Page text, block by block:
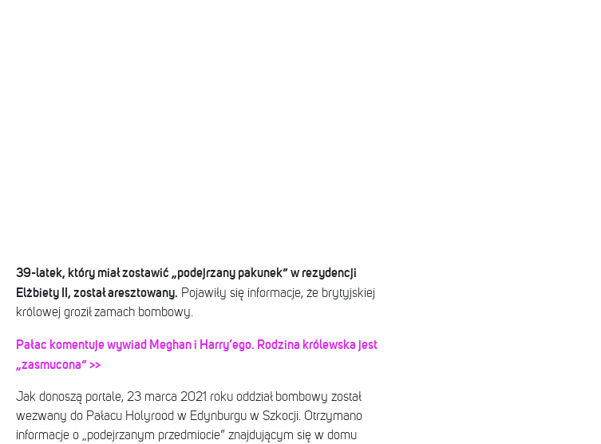
39-latek, który miał zostawić „podejrzany pakunek” w rezydencji
Elżbiety II, został aresztowany. Pojawiły się informacje, że brytyjskiej
królowej groził zamach bombowy.
Pałac komentuje wywiad Meghan i Harry’ego. Rodzina królewska jest
„zasmucona” >>
Jak donoszą portale, 23 marca 2021 roku oddział bombowy został
wezwany do Pałacu Holyrood w Edynburgu w Szkocji. Otrzymano
informacje o „podejrzanym przedmiocie” znajdującym się w domu